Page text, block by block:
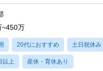
~450万
20代におすすめ 土日祝休み
以上 産休・育休あり